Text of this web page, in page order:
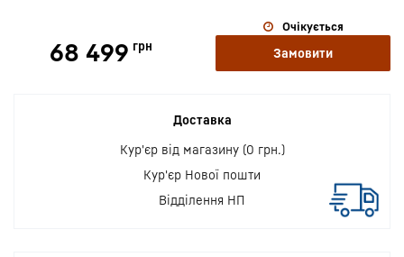
68 499 грн
Очікується
Замовити
Доставка
Кур'єр від магазину (0 грн.)
Кур'єр Нової пошти
Відділення НП